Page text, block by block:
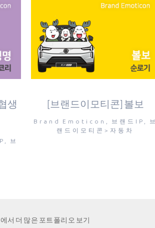
생
브
view
[브랜드이모티콘] 볼보
Brand Emoticon, 브랜드IP, 브
랜드이모티콘>자동차
서 더 많은 포트폴리오 보기